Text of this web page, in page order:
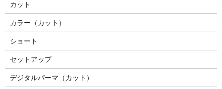
カット
カラー（カット）
ショート
セットアップ
デジタルパーマ（カット）